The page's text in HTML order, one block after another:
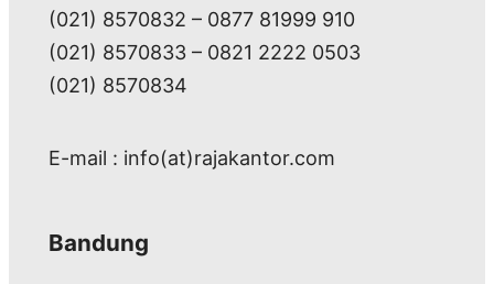
(021) 8570832 – 0877 81999 910
(021) 8570833 – 0821 2222 0503
(021) 8570834
E-mail : info(at)rajakantor.com
Bandung